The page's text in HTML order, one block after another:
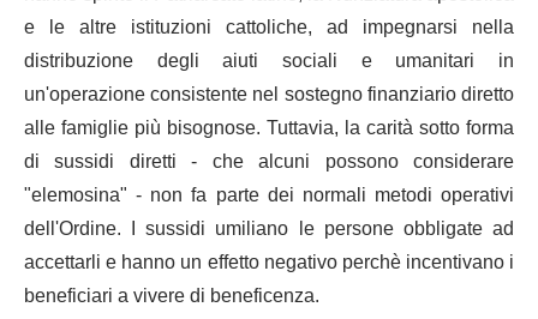
e le altre istituzioni cattoliche, ad impegnarsi nella
distribuzione degli aiuti sociali e umanitari in
un'operazione consistente nel sostegno finanziario diretto
alle famiglie più bisognose. Tuttavia, la carità sotto forma
di sussidi diretti - che alcuni possono considerare
"elemosina" - non fa parte dei normali metodi operativi
dell'Ordine. I sussidi umiliano le persone obbligate ad
accettarli e hanno un effetto negativo perchè incentivano i
beneficiari a vivere di beneficenza.